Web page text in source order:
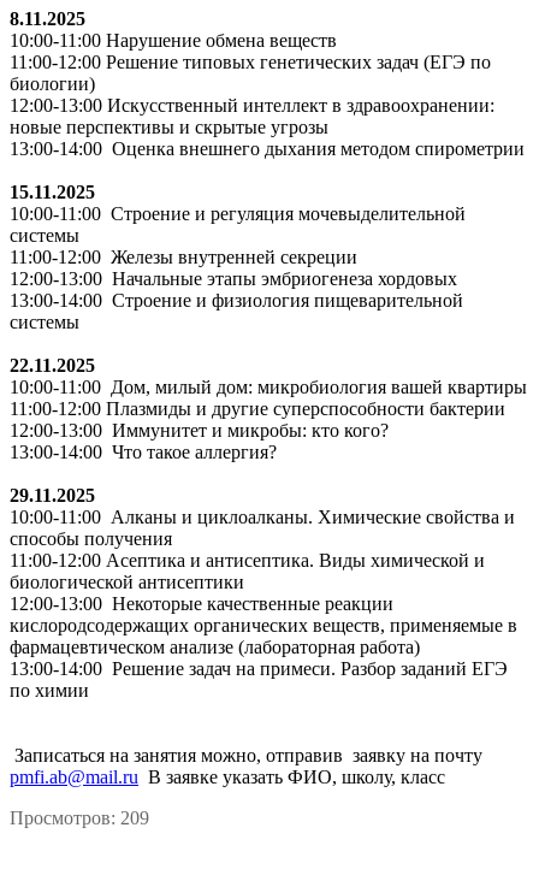
8.11.2025
10:00-11:00 Нарушение обмена веществ
11:00-12:00 Решение типовых генетических задач (ЕГЭ по
биологии)
12:00-13:00 Искусственный интеллект в здравоохранении:
новые перспективы и скрытые угрозы
13:00-14:00 Оценка внешнего дыхания методом спирометрии
15.11.2025
10:00-11:00 Строение и регуляция мочевыделительной
системы
11:00-12:00 Железы внутренней секреции
12:00-13:00 Начальные этапы эмбриогенеза хордовых
13:00-14:00 Строение и физиология пищеварительной
системы
22.11.2025
10:00-11:00 Дом, милый дом: микробиология вашей квартиры
11:00-12:00 Плазмиды и другие суперспособности бактерии
12:00-13:00 Иммунитет и микробы: кто кого?
13:00-14:00 Что такое аллергия?
29.11.2025
10:00-11:00 Алканы и циклоалканы. Химические свойства и
способы получения
11:00-12:00 Асептика и антисептика. Виды химической и
биологической антисептики
12:00-13:00 Некоторые качественные реакции
кислородсодержащих органических веществ, применяемые в
фармацевтическом анализе (лабораторная работа)
13:00-14:00 Решение задач на примеси. Разбор заданий ЕГЭ
по химии
Записаться на занятия можно, отправив заявку на почту
pmfi.ab@mail.ru В заявке указать ФИО, школу, класс
Просмотров: 209